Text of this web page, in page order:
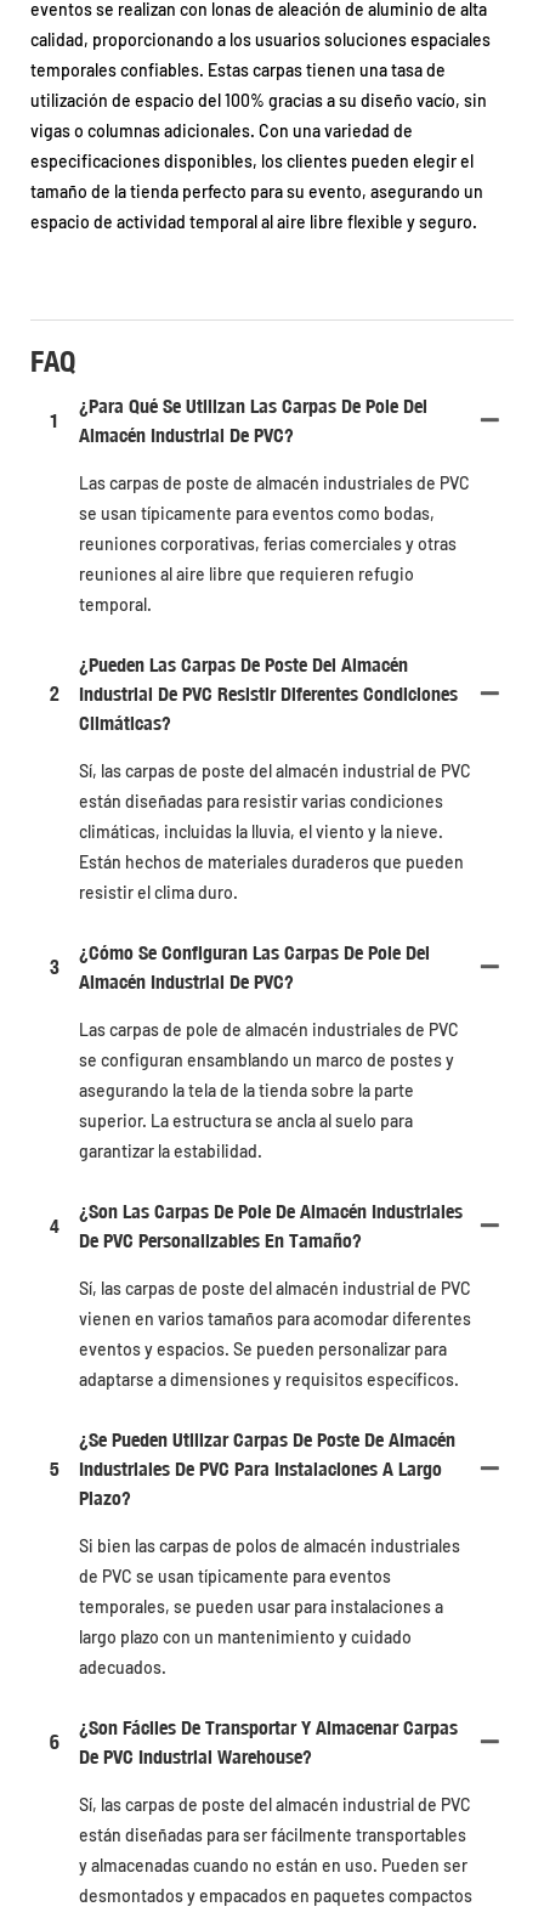
eventos se realizan con lonas de aleación de aluminio de alta
calidad, proporcionando a los usuarios soluciones espaciales
temporales confiables. Estas carpas tienen una tasa de
utilización de espacio del 100% gracias a su diseño vacío, sin
vigas o columnas adicionales. Con una variedad de
especificaciones disponibles, los clientes pueden elegir el
tamaño de la tienda perfecto para su evento, asegurando un
espacio de actividad temporal al aire libre flexible y seguro.
FAQ
1
¿Para Qué Se Utilizan Las Carpas De Pole Del
Almacén Industrial De PVC?
Las carpas de poste de almacén industriales de PVC
se usan típicamente para eventos como bodas,
reuniones corporativas, ferias comerciales y otras
reuniones al aire libre que requieren refugio
temporal.
2
¿Pueden Las Carpas De Poste Del Almacén
Industrial De PVC Resistir Diferentes Condiciones
Climáticas?
Sí, las carpas de poste del almacén industrial de PVC
están diseñadas para resistir varias condiciones
climáticas, incluidas la lluvia, el viento y la nieve.
Están hechos de materiales duraderos que pueden
resistir el clima duro.
3
¿Cómo Se Configuran Las Carpas De Pole Del
Almacén Industrial De PVC?
Las carpas de pole de almacén industriales de PVC
se configuran ensamblando un marco de postes y
asegurando la tela de la tienda sobre la parte
superior. La estructura se ancla al suelo para
garantizar la estabilidad.
4
¿Son Las Carpas De Pole De Almacén Industriales
De PVC Personalizables En Tamaño?
Sí, las carpas de poste del almacén industrial de PVC
vienen en varios tamaños para acomodar diferentes
eventos y espacios. Se pueden personalizar para
adaptarse a dimensiones y requisitos específicos.
5
¿Se Pueden Utilizar Carpas De Poste De Almacén
Industriales De PVC Para Instalaciones A Largo
Plazo?
Si bien las carpas de polos de almacén industriales
de PVC se usan típicamente para eventos
temporales, se pueden usar para instalaciones a
largo plazo con un mantenimiento y cuidado
adecuados.
6
¿Son Fáciles De Transportar Y Almacenar Carpas
De PVC Industrial Warehouse?
Sí, las carpas de poste del almacén industrial de PVC
están diseñadas para ser fácilmente transportables
y almacenadas cuando no están en uso. Pueden ser
desmontados y empacados en paquetes compactos